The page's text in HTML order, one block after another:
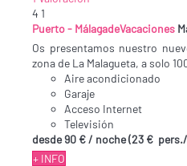
4 1
Puerto - MálagadeVacaciones
Os presentamos nuestro
zona de La Malagueta, a solo
Aire acondicionado
Garaje
Acceso Internet
Televisión
desde90 €/ noche(23 €
+ INFO